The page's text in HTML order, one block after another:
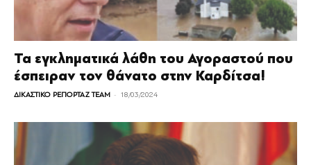
Τα εγκληματικά λάθη του Αγοραστού που
έσπειραν τον θάνατο στην Καρδίτσα!
ΔΙΚΑΣΤΙΚΟ ΡΕΠΟΡΤΑΖ TEAM - 18/03/2024